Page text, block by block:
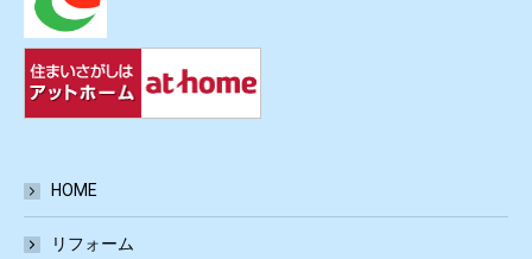
HOME
リフォーム